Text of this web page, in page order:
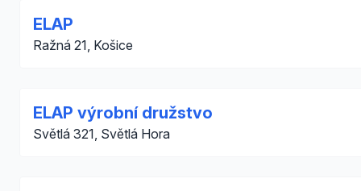
ELAP
Ražná 21, Košice
ELAP výrobní družstvo
Světlá 321, Světlá Hora